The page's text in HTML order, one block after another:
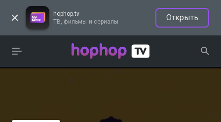
hophop.tv
ТВ, фильмы и сериалы
Открыть